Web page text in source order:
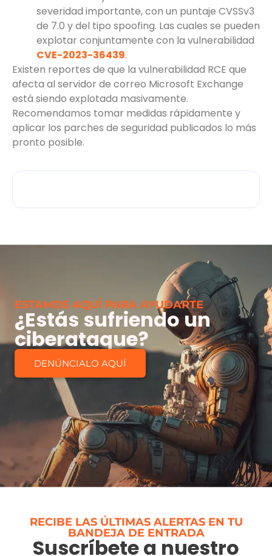
severidad importante, con un puntaje CVSSv3
de 7.0 y del tipo spoofing. Las cuales se pueden
explotar conjuntamente con la vulnerabilidad
CVE-2023-36439.
Existen reportes de que la vulnerabilidad RCE que
afecta al servidor de correo Microsoft Exchange
está siendo explotada masivamente.
Recomendamos tomar medidas rápidamente y
aplicar los parches de seguridad publicados lo más
pronto posible.
ESTAMOS AQUÍ PARA AYUDARTE
¿Estás sufriendo un
ciberataque?
DENÚNCIALO AQUÍ
RECIBE LAS ÚLTIMAS ALERTAS EN TU
BANDEJA DE ENTRADA
Suscríbete a nuestro